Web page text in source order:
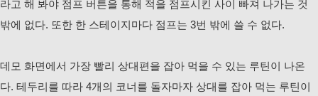
라고 해 봐야 점프 버튼을 통해 적을 점프시킨 사이 빠져 나가는 것
밖에 없다. 또한 한 스테이지마다 점프는 3번 밖에 쓸 수 없다.
데모 화면에서 가장 빨리 상대편을 잡아 먹을 수 있는 루틴이 나온
다. 테두리를 따라 4개의 코너를 돌자마자 상대를 잡아 먹는 루틴이